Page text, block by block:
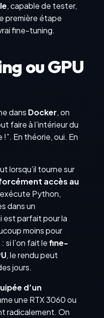
, capable de tester,
première étape
fine-tuning.
ou GPU
dans Docker, on
faire à l’intérieur du
En théorie, oui. En
lorsqu’il tourne sur
accès au
Python,
dans un
est parfait pour la
moins pour
si l’on fait lefine-
, le rendu peut
jours.
d’un
une RTX 3060 ou
radicalement. On